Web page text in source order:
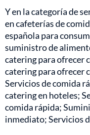
Y en la categoría de
en cafeterías de
española para
suministro de
catering para ofrecer
catering para ofrecer
Servicios de comida
catering en hoteles;
comida rápida;
inmediato; Servicios